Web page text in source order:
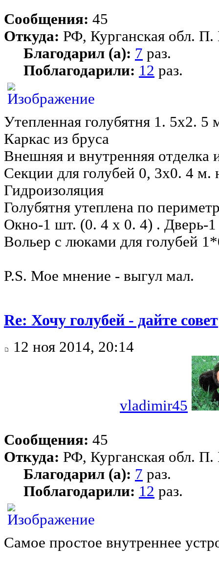
Сообщения: 45
Откуда: РФ, Курганская обл. П.
Благодарил (а): 7 раз.
Поблагодарили: 12 раз.
Утепленная голубятня 1. 5x2. 5
Каркас из бруса
Внешняя и внутренняя отделка
Секции для голубей 0, 3х0. 4 м.
Гидроизоляция
Голубятня утеплена по
Окно-1 шт. (0. 4 х 0. 4) . Дверь-
Вольер с люками для голубей
P.S. Мое мнение - выгул мал.
Re: Хочу голубей - дайте совет
12 ноя 2014, 20:14
vladimir45
Сообщения: 45
Откуда: РФ, Курганская обл. П.
Благодарил (а): 7 раз.
Поблагодарили: 12 раз.
Самое простое внутреннее